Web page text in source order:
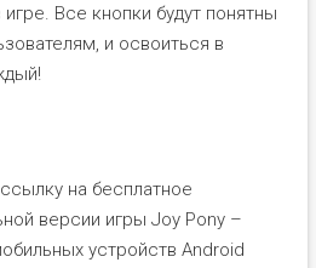
Все кнопки будут понятны
и освоиться в
на бесплатное
версии игры Joy Pony –
устройств Android